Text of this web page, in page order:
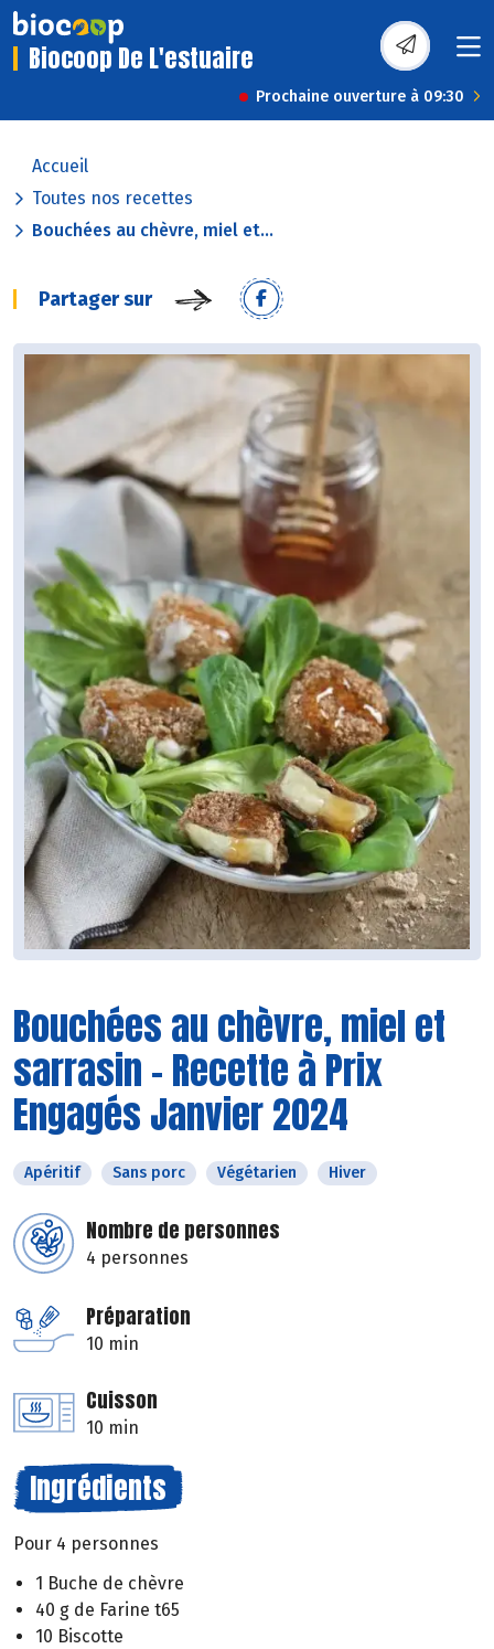
Biocoop De L'estuaire
Prochaine ouverture à 09:30
Accueil
Toutes nos recettes
Bouchées au chèvre, miel et...
Partager sur
Bouchées au chèvre, miel et
sarrasin - Recette à Prix
Engagés Janvier 2024
Apéritif Sans porc Végétarien Hiver
Nombre de personnes
4 personnes
Préparation
10 min
Cuisson
10 min
Ingrédients
Pour 4 personnes
1 Buche de chèvre
40 g de Farine t65
10 Biscotte